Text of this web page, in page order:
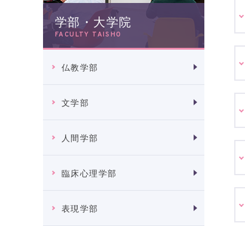
学部・大学院
FACULTY TAISHO
仏教学部
文学部
人間学部
臨床心理学部
表現学部